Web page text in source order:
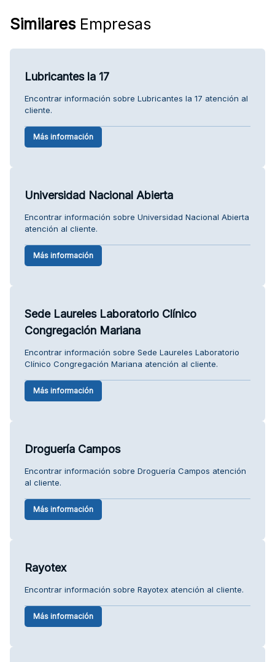
SimilaresEmpresas
Lubricantes la 17
Encontrar información sobre Lubricantes la 17 atención al
cliente.
Más información
Universidad Nacional Abierta
Encontrar información sobre Universidad Nacional Abierta
atención al cliente.
Más información
Sede Laureles Laboratorio Clínico
Congregación Mariana
Encontrar información sobre Sede Laureles Laboratorio
Clínico Congregación Mariana atención al cliente.
Más información
Droguería Campos
Encontrar información sobre Droguería Campos atención
al cliente.
Más información
Rayotex
Encontrar información sobre Rayotex atención al cliente.
Más información